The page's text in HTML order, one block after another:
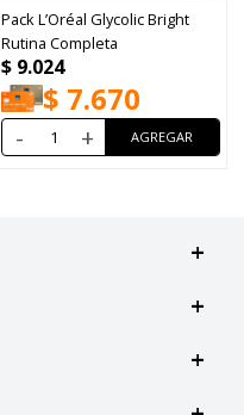
Pack L’Oréal Glycolic Bright
Rutina Completa
$ 9.024
$ 7.670
- +